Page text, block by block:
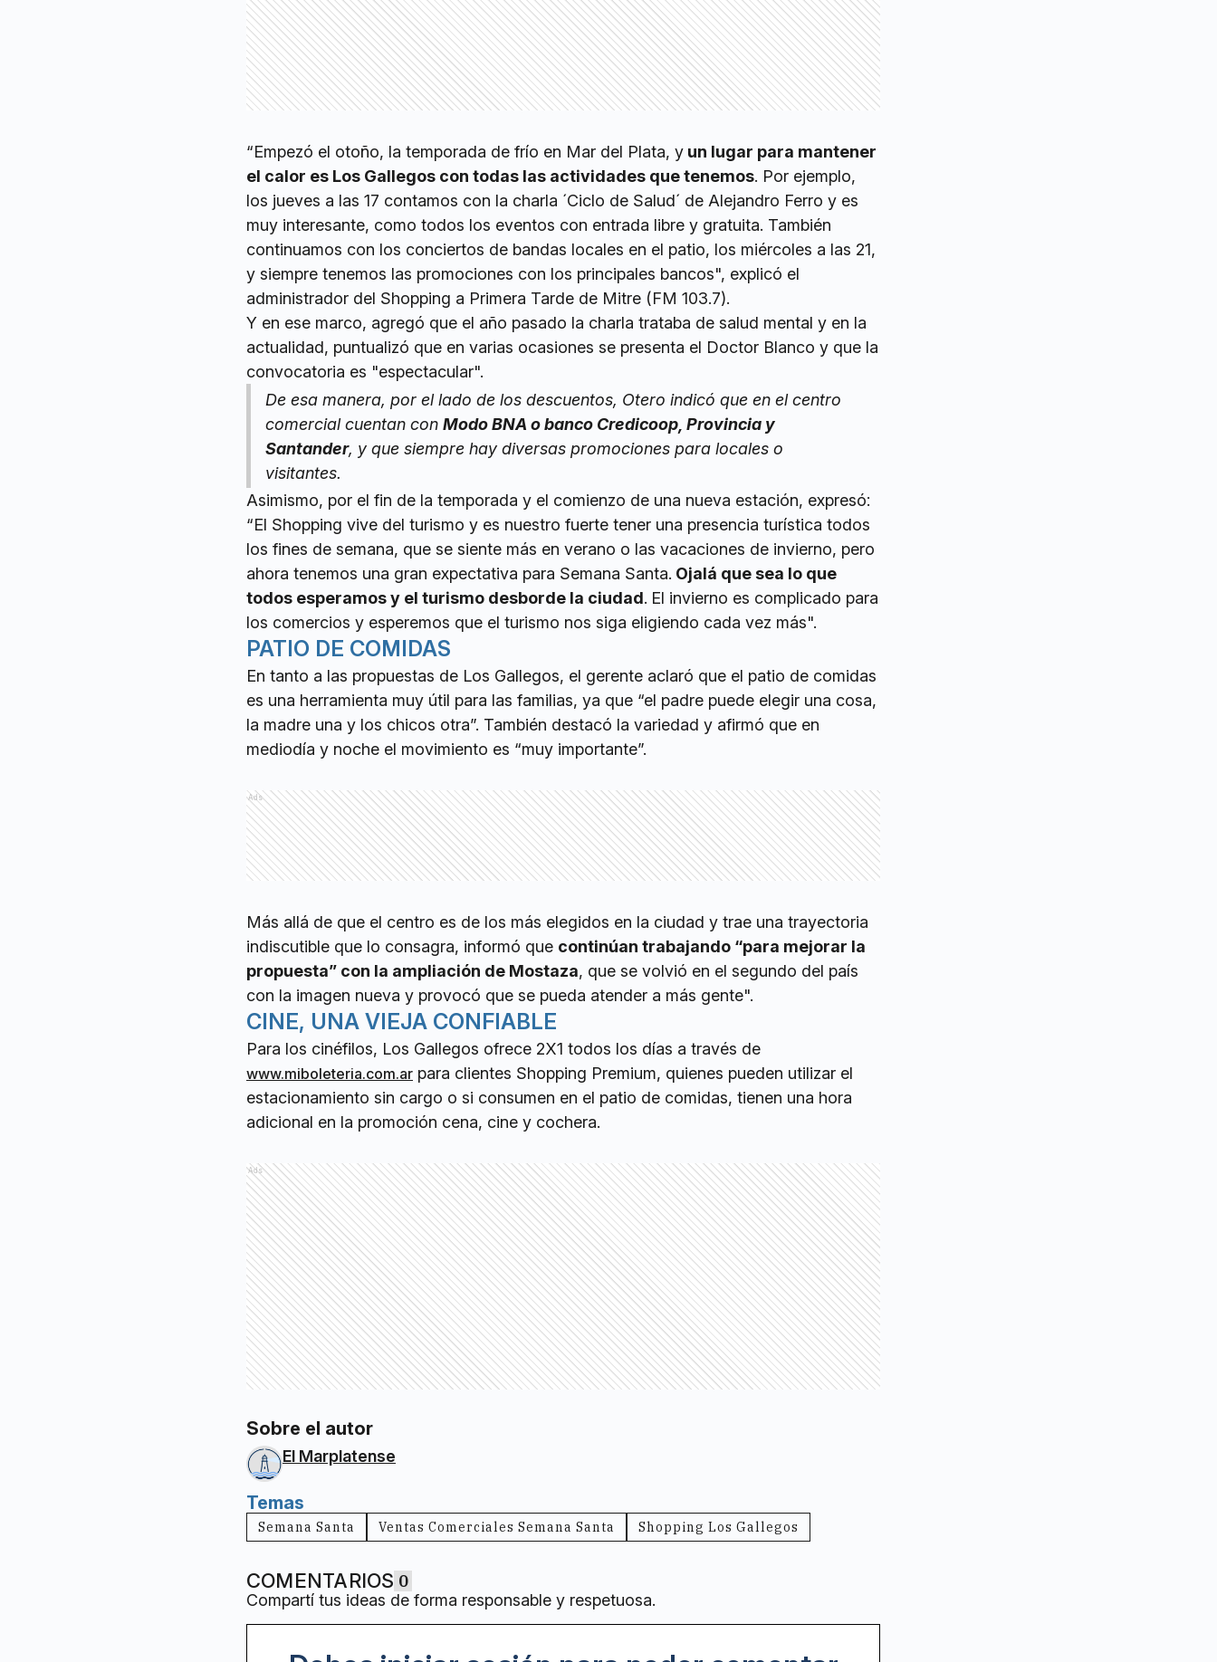
“Empezó el otoño, la temporada de frío en Mar del Plata, y un lugar para mantener
el calor es Los Gallegos con todas las actividades que tenemos. Por ejemplo,
los jueves a las 17 contamos con la charla ´Ciclo de Salud´ de Alejandro Ferro y es
muy interesante, como todos los eventos con entrada libre y gratuita. También
continuamos con los conciertos de bandas locales en el patio, los miércoles a las 21,
y siempre tenemos las promociones con los principales bancos", explicó el
administrador del Shopping a Primera Tarde de Mitre (FM 103.7).
Y en ese marco, agregó que el año pasado la charla trataba de salud mental y en la
actualidad, puntualizó que en varias ocasiones se presenta el Doctor Blanco y que la
convocatoria es "espectacular".
De esa manera, por el lado de los descuentos, Otero indicó que en el centro
comercial cuentan con Modo BNA o banco Credicoop, Provincia y
Santander, y que siempre hay diversas promociones para locales o
visitantes.
Asimismo, por el fin de la temporada y el comienzo de una nueva estación, expresó:
“El Shopping vive del turismo y es nuestro fuerte tener una presencia turística todos
los fines de semana, que se siente más en verano o las vacaciones de invierno, pero
ahora tenemos una gran expectativa para Semana Santa. Ojalá que sea lo que
todos esperamos y el turismo desborde la ciudad. El invierno es complicado para
los comercios y esperemos que el turismo nos siga eligiendo cada vez más".
PATIO DE COMIDAS
En tanto a las propuestas de Los Gallegos, el gerente aclaró que el patio de comidas
es una herramienta muy útil para las familias, ya que “el padre puede elegir una cosa,
la madre una y los chicos otra”. También destacó la variedad y afirmó que en
mediodía y noche el movimiento es “muy importante”.
Ads
Más allá de que el centro es de los más elegidos en la ciudad y trae una trayectoria
indiscutible que lo consagra, informó que continúan trabajando “para mejorar la
propuesta” con la ampliación de Mostaza, que se volvió en el segundo del país
con la imagen nueva y provocó que se pueda atender a más gente".
CINE, UNA VIEJA CONFIABLE
Para los cinéfilos, Los Gallegos ofrece 2X1 todos los días a través de
www.miboleteria.com.ar para clientes Shopping Premium, quienes pueden utilizar el
estacionamiento sin cargo o si consumen en el patio de comidas, tienen una hora
adicional en la promoción cena, cine y cochera.
Ads
Sobre el autor
El Marplatense
Temas
Semana Santa Ventas Comerciales Semana Santa Shopping Los Gallegos
COMENTARIOS 0
Compartí tus ideas de forma responsable y respetuosa.